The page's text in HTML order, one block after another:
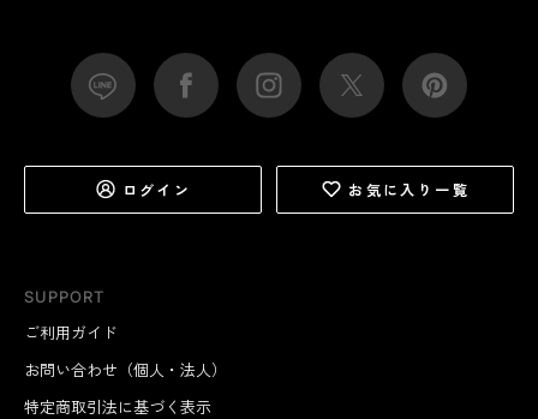
SUPPORT
ご利用ガイド
お問い合わせ（個人・法人）
特定商取引法に基づく表示
ログイン お気に入り一覧